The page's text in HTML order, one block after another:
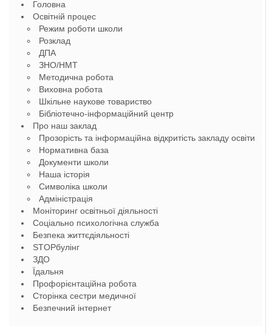
Головна
Освітній процес
Режим роботи школи
Розклад
ДПА
ЗНО/НМТ
Методична робота
Виховна робота
Шкільне наукове товариство
Бібліотечно-інформаційний центр
Про наш заклад
Прозорість та інформаційна відкритість закладу освіти
Нормативна база
Документи школи
Наша історія
Символіка школи
Адміністрація
Моніторинг освітньої діяльності
Соціально психологічна служба
Безпека життєдіяльності
STOPбулінг
ЗДО
Їдальня
Профорієнтаційна робота
Сторінка сестри медичної
Безпечний інтернет